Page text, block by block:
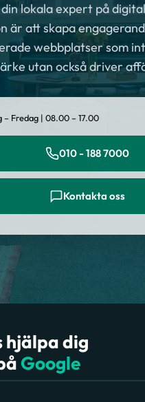
din lokala expert på
är att skapa
webbplatser som
utan också driver
– Fredag | 08.00 – 17.00
010 - 188 7000
Kontakta oss
hjälpa dig
Google